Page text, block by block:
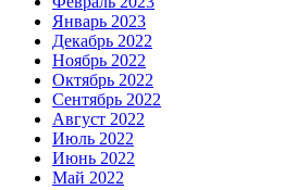
Январь 2023
Декабрь 2022
Ноябрь 2022
Октябрь 2022
Сентябрь 2022
Август 2022
Июль 2022
Июнь 2022
Май 2022